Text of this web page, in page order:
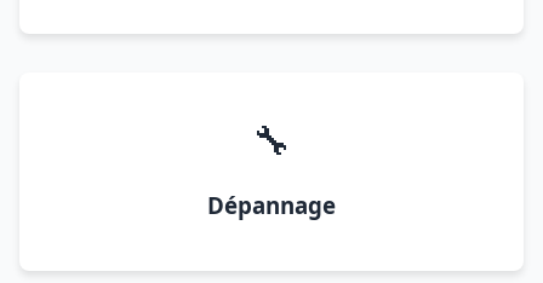
🔧
Dépannage